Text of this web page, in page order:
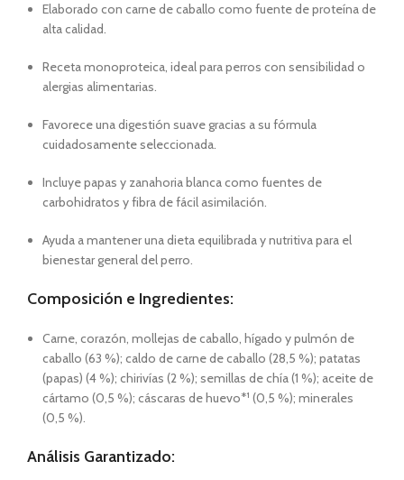
Elaborado con carne de caballo como fuente de proteína de
alta calidad.
Receta monoproteica, ideal para perros con sensibilidad o
alergias alimentarias.
Favorece una digestión suave gracias a su fórmula
cuidadosamente seleccionada.
Incluye papas y zanahoria blanca como fuentes de
carbohidratos y fibra de fácil asimilación.
Ayuda a mantener una dieta equilibrada y nutritiva para el
bienestar general del perro.
Composición e Ingredientes:
Carne, corazón, mollejas de caballo, hígado y pulmón de
caballo (63 %); caldo de carne de caballo (28,5 %); patatas
(papas) (4 %); chirivías (2 %); semillas de chía (1 %); aceite de
cártamo (0,5 %); cáscaras de huevo*¹ (0,5 %); minerales
(0,5 %).
Análisis Garantizado: